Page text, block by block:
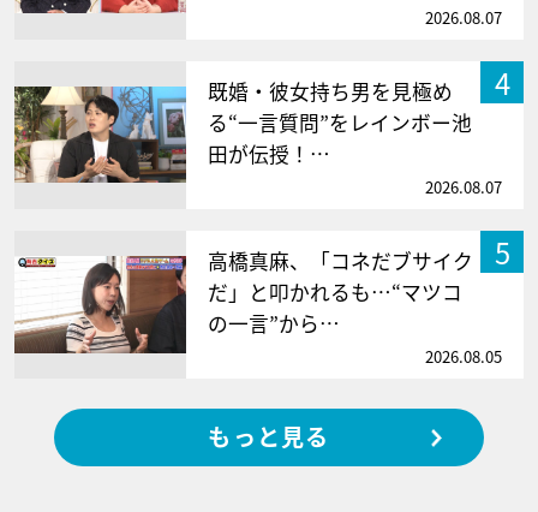
2026.08.07
4
既婚・彼女持ち男を見極め
る“一言質問”をレインボー池
田が伝授！…
2026.08.07
5
高橋真麻、「コネだブサイク
だ」と叩かれるも…“マツコ
の一言”から…
2026.08.05
もっと見る